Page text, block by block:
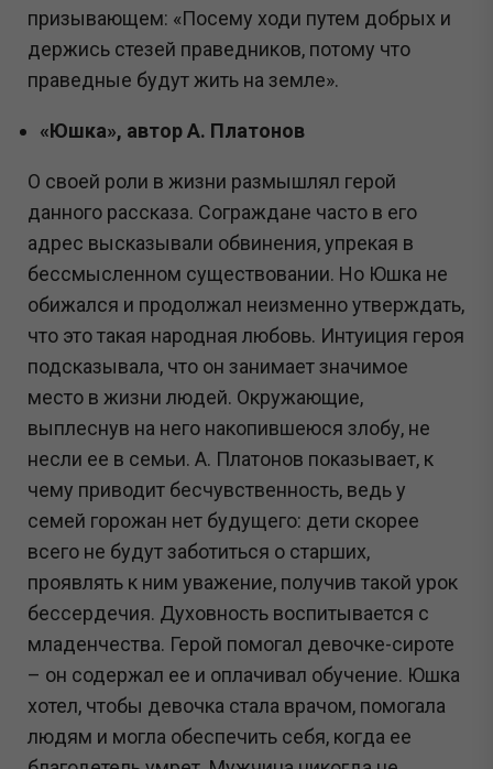
призывающем: «Посему ходи путем добрых и
держись стезей праведников, потому что
праведные будут жить на земле».
«Юшка», автор А. Платонов
О своей роли в жизни размышлял герой
данного рассказа. Сограждане часто в его
адрес высказывали обвинения, упрекая в
бессмысленном существовании. Но Юшка не
обижался и продолжал неизменно утверждать,
что это такая народная любовь. Интуиция героя
подсказывала, что он занимает значимое
место в жизни людей. Окружающие,
выплеснув на него накопившеюся злобу, не
несли ее в семьи. А. Платонов показывает, к
чему приводит бесчувственность, ведь у
семей горожан нет будущего: дети скорее
всего не будут заботиться о старших,
проявлять к ним уважение, получив такой урок
бессердечия. Духовность воспитывается с
младенчества. Герой помогал девочке-сироте
– он содержал ее и оплачивал обучение. Юшка
хотел, чтобы девочка стала врачом, помогала
людям и могла обеспечить себя, когда ее